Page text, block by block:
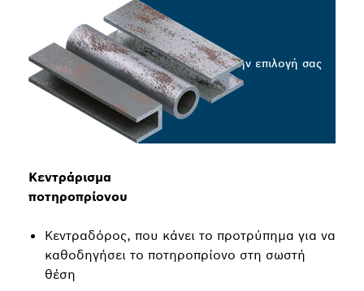
Κεντράρισμα
ποτηροπρίονου
Κεντραδόρος, που κάνει το προτρύπημα για να
καθοδηγήσει το ποτηροπρίονο στη σωστή
θέση
Επιλέξτε την επιλογή σας